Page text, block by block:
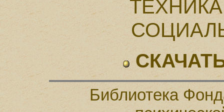
Библиотека